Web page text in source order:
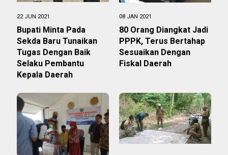
22 JUN 2021
Bupati Minta Pada
Sekda Baru Tunaikan
Tugas Dengan Baik
Selaku Pembantu
Kepala Daerah
08 JAN 2021
80 Orang Diangkat Jadi
PPPK, Terus Bertahap
Sesuaikan Dengan
Fiskal Daerah